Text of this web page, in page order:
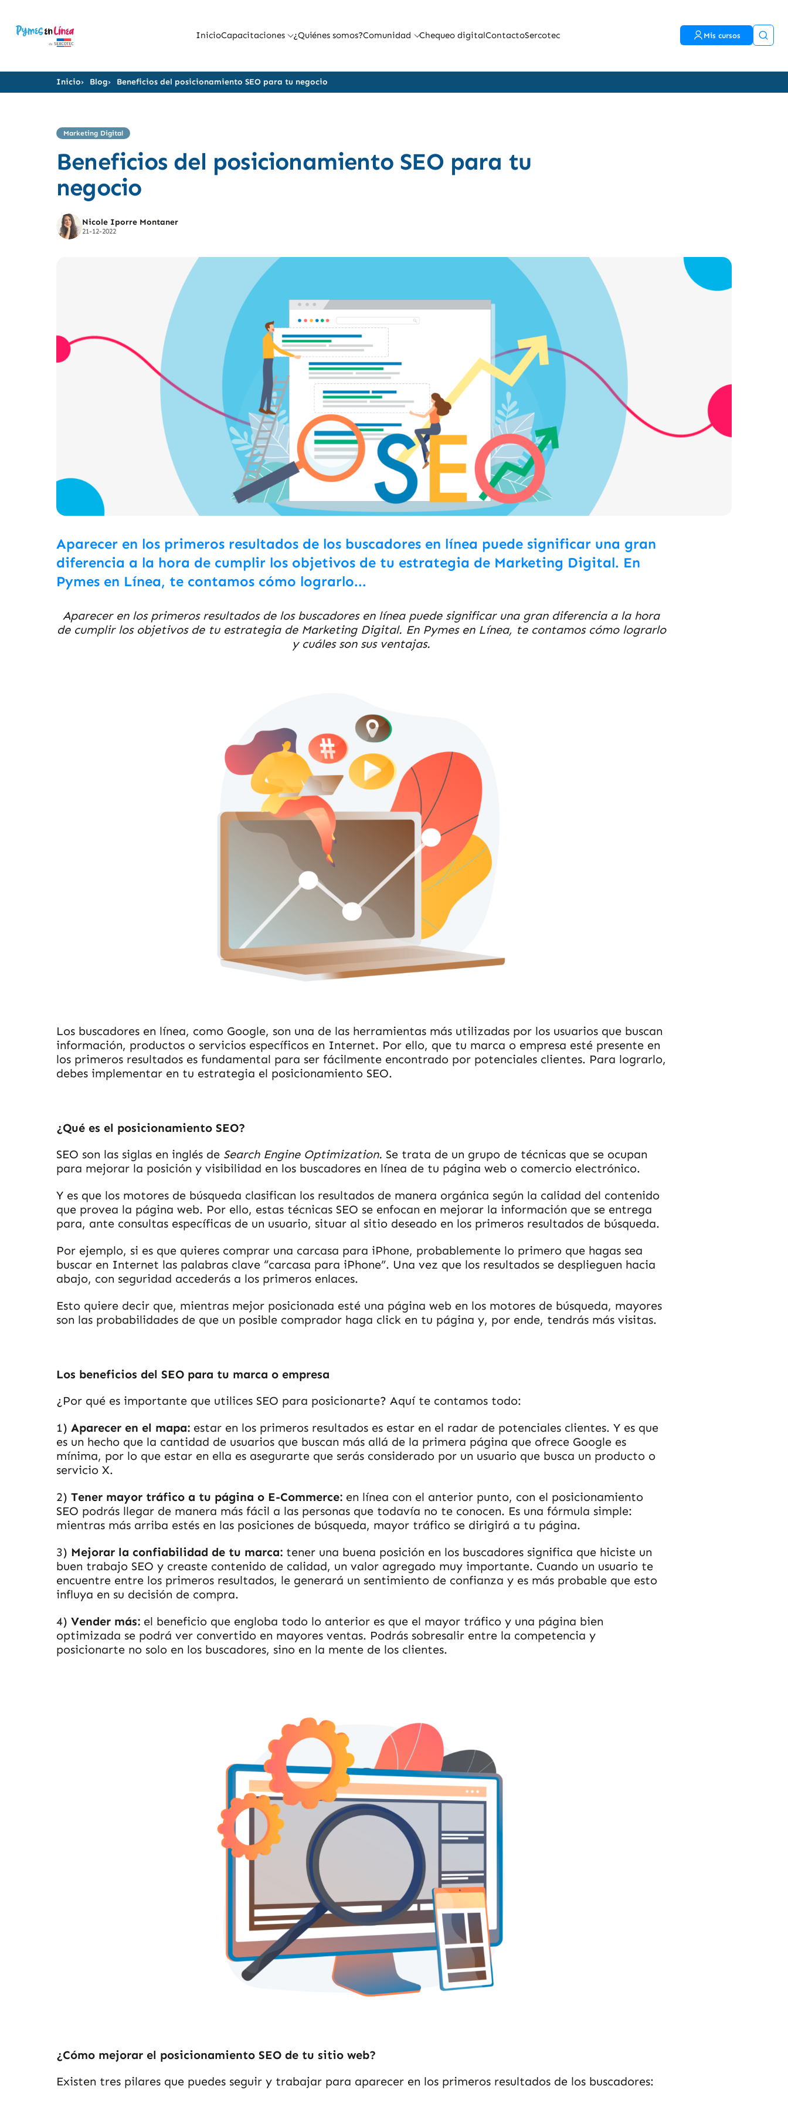
InicioCapacitaciones ¿Quiénes somos?Comunidad Chequeo digitalContactoSercotec Mis cursos
Inicio Blog Beneficios del posicionamiento SEO para tu negocio
Marketing Digital
Beneficios del posicionamiento SEO para tu
negocio
Nicole Iporre Montaner
21-12-2022
Aparecer en los primeros resultados de los buscadores en línea puede significar una gran
diferencia a la hora de cumplir los objetivos de tu estrategia de Marketing Digital. En
Pymes en Línea, te contamos cómo lograrlo...
Aparecer en los primeros resultados de los buscadores en línea puede significar una gran diferencia a la hora
de cumplir los objetivos de tu estrategia de Marketing Digital. En Pymes en Línea, te contamos cómo lograrlo
y cuáles son sus ventajas.
Los buscadores en línea, como Google, son una de las herramientas más utilizadas por los usuarios que buscan
información, productos o servicios específicos en Internet. Por ello, que tu marca o empresa esté presente en
los primeros resultados es fundamental para ser fácilmente encontrado por potenciales clientes. Para lograrlo,
debes implementar en tu estrategia el posicionamiento SEO.
¿Qué es el posicionamiento SEO?
SEO son las siglas en inglés de Search Engine Optimization. Se trata de un grupo de técnicas que se ocupan
para mejorar la posición y visibilidad en los buscadores en línea de tu página web o comercio electrónico.
Y es que los motores de búsqueda clasifican los resultados de manera orgánica según la calidad del contenido
que provea la página web. Por ello, estas técnicas SEO se enfocan en mejorar la información que se entrega
para, ante consultas específicas de un usuario, situar al sitio deseado en los primeros resultados de búsqueda.
Por ejemplo, si es que quieres comprar una carcasa para iPhone, probablemente lo primero que hagas sea
buscar en Internet las palabras clave “carcasa para iPhone”. Una vez que los resultados se desplieguen hacia
abajo, con seguridad accederás a los primeros enlaces.
Esto quiere decir que, mientras mejor posicionada esté una página web en los motores de búsqueda, mayores
son las probabilidades de que un posible comprador haga click en tu página y, por ende, tendrás más visitas.
Los beneficios del SEO para tu marca o empresa
¿Por qué es importante que utilices SEO para posicionarte? Aquí te contamos todo:
1) Aparecer en el mapa: estar en los primeros resultados es estar en el radar de potenciales clientes. Y es que
es un hecho que la cantidad de usuarios que buscan más allá de la primera página que ofrece Google es
mínima, por lo que estar en ella es asegurarte que serás considerado por un usuario que busca un producto o
servicio X.
2) Tener mayor tráfico a tu página o E-Commerce: en línea con el anterior punto, con el posicionamiento
SEO podrás llegar de manera más fácil a las personas que todavía no te conocen. Es una fórmula simple:
mientras más arriba estés en las posiciones de búsqueda, mayor tráfico se dirigirá a tu página.
3) Mejorar la confiabilidad de tu marca: tener una buena posición en los buscadores significa que hiciste un
buen trabajo SEO y creaste contenido de calidad, un valor agregado muy importante. Cuando un usuario te
encuentre entre los primeros resultados, le generará un sentimiento de confianza y es más probable que esto
influya en su decisión de compra.
4) Vender más: el beneficio que engloba todo lo anterior es que el mayor tráfico y una página bien
optimizada se podrá ver convertido en mayores ventas. Podrás sobresalir entre la competencia y
posicionarte no solo en los buscadores, sino en la mente de los clientes.
¿Cómo mejorar el posicionamiento SEO de tu sitio web?
Existen tres pilares que puedes seguir y trabajar para aparecer en los primeros resultados de los buscadores: